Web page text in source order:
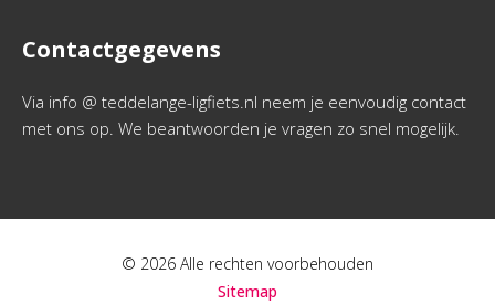
Contactgegevens
Via info @ teddelange-ligfiets.nl neem je eenvoudig contact
met ons op. We beantwoorden je vragen zo snel mogelijk.
© 2026 Alle rechten voorbehouden
Sitemap